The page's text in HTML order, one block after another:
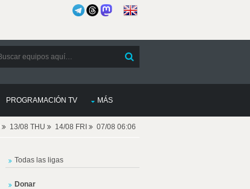
PROGRAMACIÓN TV MÁS
13/08 THU 14/08 FRI 07/08 06:06
Todas las ligas
Donar